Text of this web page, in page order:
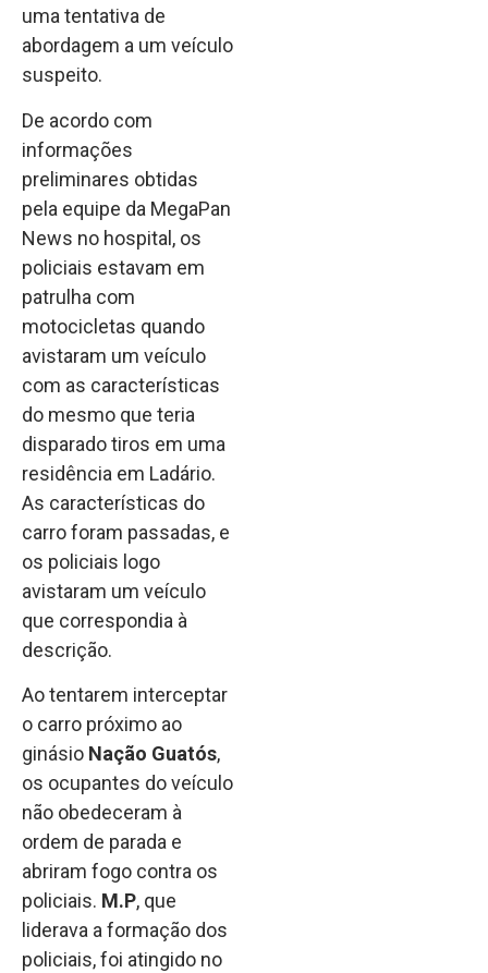
uma tentativa de
abordagem a um veículo
suspeito.
De acordo com
informações
preliminares obtidas
pela equipe da MegaPan
News no hospital, os
policiais estavam em
patrulha com
motocicletas quando
avistaram um veículo
com as características
do mesmo que teria
disparado tiros em uma
residência em Ladário.
As características do
carro foram passadas, e
os policiais logo
avistaram um veículo
que correspondia à
descrição.
Ao tentarem interceptar
o carro próximo ao
ginásio Nação Guatós,
os ocupantes do veículo
não obedeceram à
ordem de parada e
abriram fogo contra os
policiais. M.P, que
liderava a formação dos
policiais, foi atingido no